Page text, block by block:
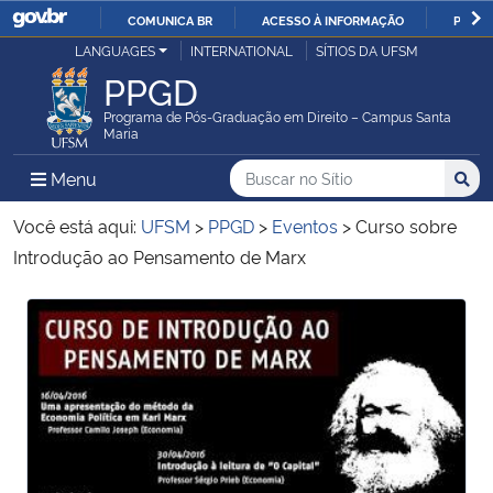
IR
O
COMUNICA BR ACESSO À INFORMAÇÃO
Ministério da Justiça e Segurança Pública
Ministério da Defesa
Ministério das Relações Exteriores
Ministério da Infraestrutura
Ministério da Agricultura, Pecuária e Abastecimento
LANGUAGES INTERNATIONAL SÍTIOS DA UFSM
PPGD
Programa de Pós-Graduação em Direito – Campus Santa
Maria
Menu Menu Principal do Sítio
Busca
Buscar no no Sítio
Busca:
Você está aqui: UFSM > PPGD > Eventos >Curso sobre
Introdução ao Pensamento de Marx
Início do conteúdo
Início do conteúdo